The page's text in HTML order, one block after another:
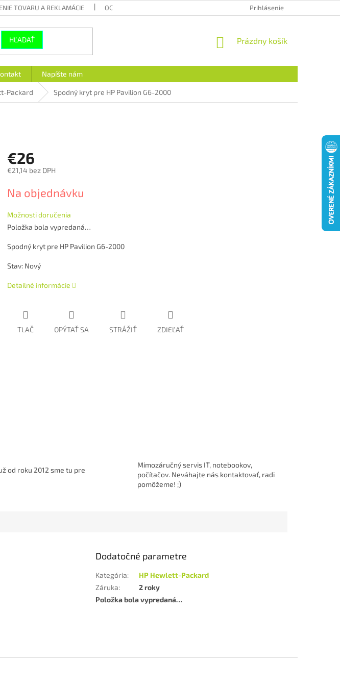
TOVARU A REKLAMÁCIE OCHRANA OSOBNÝCH ÚDAJOV HODNOTENIE OBCHODU
Prihlásenie
HĽADAŤ
NÁKUPNÝ
Prázdny košík
Napíšte nám
Packard Spodný kryt pre HP Pavilion G6-2000
€26
€21,14 bez DPH
cena:
Na objednávku
Možnosti doručenia
Položka bola vypredaná…
Spodný kryt pre HP Pavilion G6-2000
Stav: Nový
Detailné informácie
TLAČ OPÝTAŤ SA STRÁŽIŤ ZDIEĽAŤ
od roku 2012 sme tu pre
Mimozáručný servis IT, notebookov,
počítačov. Neváhajte nás kontaktovať, radi
pomôžeme! ;)
Dodatočné parametre
Kategória:
HP Hewlett-Packard
Záruka:
2 roky
Položka bola vypredaná…